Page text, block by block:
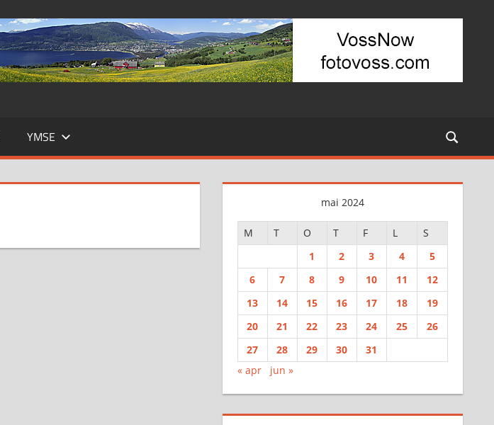
YMSE
mai 2024
M T O T F L
S
1
2 3 4
5
6
7 8 9 10 11
12
13
14 15 16 17 18
19
20
21 22 23 24 25
26
27
28 29 30
31
« apr
jun »